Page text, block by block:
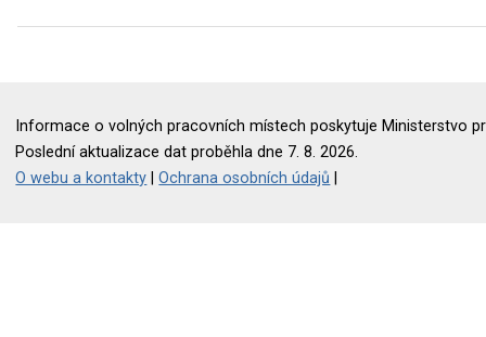
Informace o volných pracovních místech poskytuje Ministerstvo
Poslední aktualizace dat proběhla dne 7. 8. 2026.
O webu a kontakty |Ochrana osobních údajů